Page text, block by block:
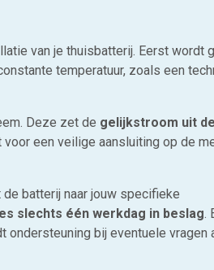
van je thuisbatterij. Eerst wordt
temperatuur, zoals een
Deze zet de gelijkstroom uit
een veilige aansluiting op de
batterij naar jouw specifieke
slechts één werkdag in beslag.
bij eventuele vragen